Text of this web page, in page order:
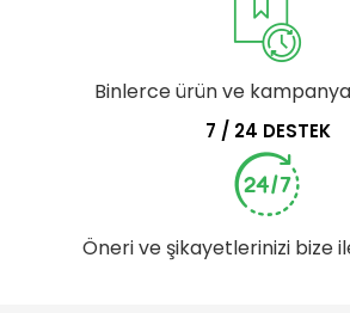
Binlerce ürün ve
7 / 24 DESTEK
Öneri ve şikayetlerinizi bize